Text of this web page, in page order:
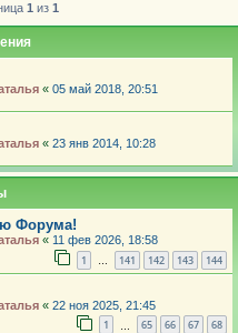
1 из 1
« 05 май 2018, 20:51
« 23 янв 2014, 10:28
Форума!
« 11 фев 2026, 18:58
1 … 141 142 143 144
« 22 ноя 2025, 21:45
1 65 66 67 68